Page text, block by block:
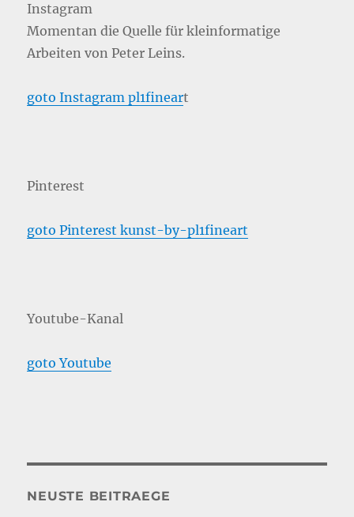
Instagram
Momentan die Quelle für kleinformatige
Arbeiten von Peter Leins.
goto Instagram pl1fineart
Pinterest
goto Pinterest kunst-by-pl1fineart
Youtube-Kanal
goto Youtube
NEUSTE BEITRAEGE